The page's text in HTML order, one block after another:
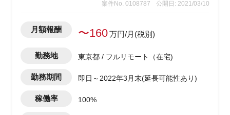
案件No. 0108787
公開日: 2021/03/10
月額報酬 〜160万円/月(税別)
勤務地 東京都 / フルリモート（在宅)
勤務期間 即日～2022年3月末(延長可能性あり)
稼働率 100%